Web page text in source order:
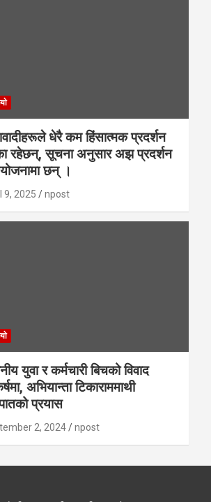
धेरै कम हिंसात्मक प्रदर्शन
रहेछन्, सूचना अनुसार अझ प्रदर्शन
छन् ।
9, 2025 npost
युवा र कर्मचारी बिचको विवाद
अभियान्ता टिकाराममाथी
प्रयास
2, 2024 npost